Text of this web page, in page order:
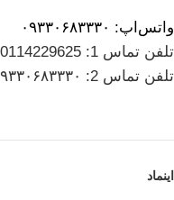
واتس‌اپ: ۰۹۳۳۰۶۸۳۳۳۰
تلفن تماس 1: 0114229625
تلفن تماس 2: ۰۹۳۳۰۶۸۳۳۳۰
اینماد